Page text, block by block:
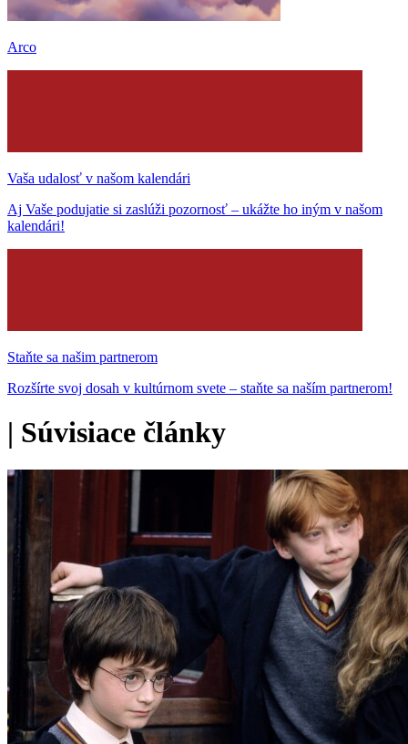
Arco
Vaša udalosť v našom kalendári
Aj Vaše podujatie si zaslúži pozornosť – ukážte ho iným v našom
kalendári!
Staňte sa našim partnerom
Rozšírte svoj dosah v kultúrnom svete – staňte sa naším partnerom!
| Súvisiace články